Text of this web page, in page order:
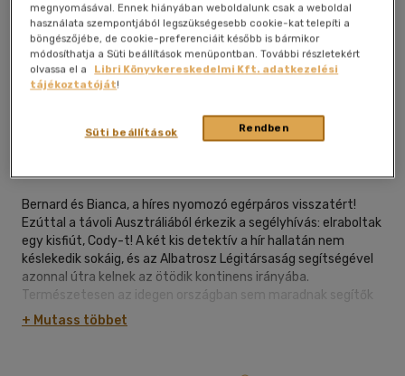
Kívánságlistához adom
Gamma Home Entertainment Kft.|2014|magyar nyelvű
Bernard és Bianca, a híres nyomozó egérpáros visszatért!
Ezúttal a távoli Ausztráliából érkezik a segélyhívás: elraboltak
egy kisfiút, Cody-t! A két kis detektív a hír hallatán nem
késlekedik sokáig, és az Albatrosz Légitársaság segítségével
azonnal útra kelnek az ötödik kontinens irányába.
Természetesen az idegen országban sem maradnak segítők
nélkül. Csatlakozik hozzájuk Jake, a sármos ausztrál
erszényes egér, aki jól ismeri Ausztrália titkait. Együtt talán
+ Mutass többet
megnyomásával. Ennek hiányában weboldalunk csak a weboldal
használata szempontjából legszükségesebb cookie-kat telepíti a
böngészőjébe, de cookie-preferenciáit később is bármikor
módosíthatja a Süti beállítások menüpontban. További részletekért
olvassa el a
Libri Könyvkereskedelmi Kft. adatkezelési
tájékoztatóját!
Rendben
Süti beállítások